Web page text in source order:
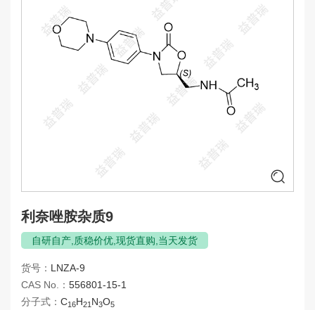
甲氧氯普胺杂质
甲氧那明杂质
拉贝洛尔杂质
莱博雷生杂质
莱特莫韦杂质
利托那韦杂质
卢美哌隆杂质
氯雷他定杂质
罗沙司他杂质
罗替戈汀杂质
利奈唑胺杂质9
自研自产,质稳价优,现货直购,当天发货
货号： LNZA-9
CAS No.： 556801-15-1
分子式： C16H21 N3O5